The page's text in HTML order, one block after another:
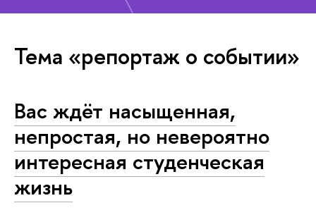
Тема «репортаж о событии»
Вас ждёт насыщенная,
непростая, но невероятно
интересная студенческая
жизнь